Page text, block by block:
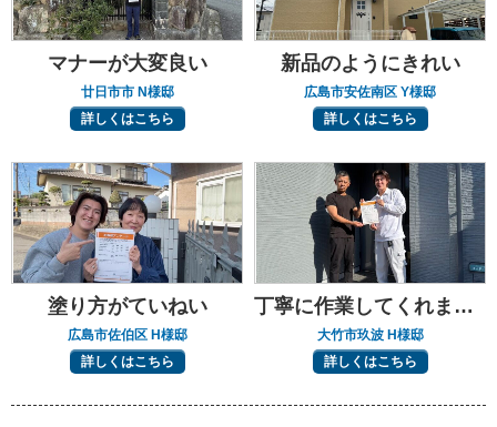
マナーが大変良い
廿日市市 N様邸
詳しくはこちら
新品のようにきれい
広島市安佐南区 Y様邸
詳しくはこちら
塗り方がていねい
広島市佐伯区 H様邸
詳しくはこちら
丁寧に作業してくれました
大竹市玖波 H様邸
詳しくはこちら